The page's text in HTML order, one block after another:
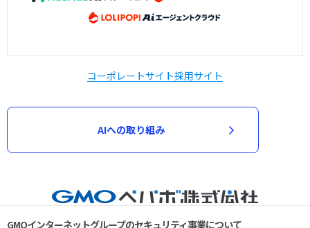
コーポレートサイト採用サイト
AIへの取り組み
GMOインターネットグループのセキュリティ事業について